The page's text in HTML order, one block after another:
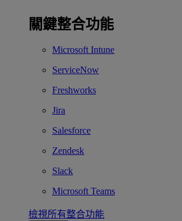
關鍵整合功能
Microsoft Intune
ServiceNow
Freshworks
Jira
Salesforce
Zendesk
Slack
Microsoft Teams
檢視所有整合功能